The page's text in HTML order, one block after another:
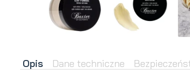
Opis Dane techniczne